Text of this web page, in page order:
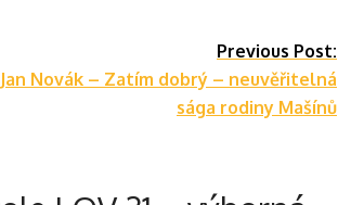
Previous Post:
Jan Novák – Zatím dobrý – neuvěřitelná
sága rodiny Mašínů